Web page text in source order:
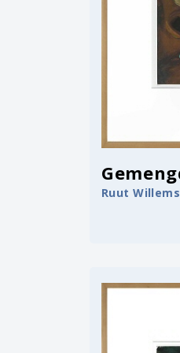
Ruut Willems